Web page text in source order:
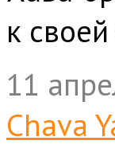
к
11
Chava